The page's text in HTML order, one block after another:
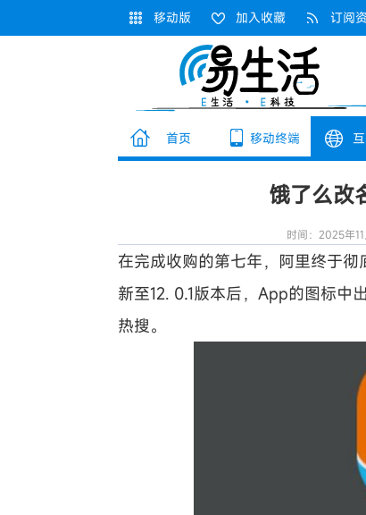
移动版 加入收藏 订阅
首页 移动终端
饿了么改
时间：2025年
在完成收购的第七年，阿里终于彻
新至12. 0.1版本后，App的图标中
热搜。